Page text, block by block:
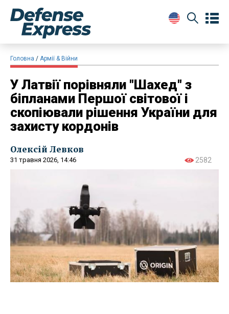
Головна Армії & Війни
У Латвії порівняли "Шахед" з
біпланами Першої світової і
скопіювали рішення України для
захисту кордонів
Олексій Левков
31 травня 2026, 14:46 2582